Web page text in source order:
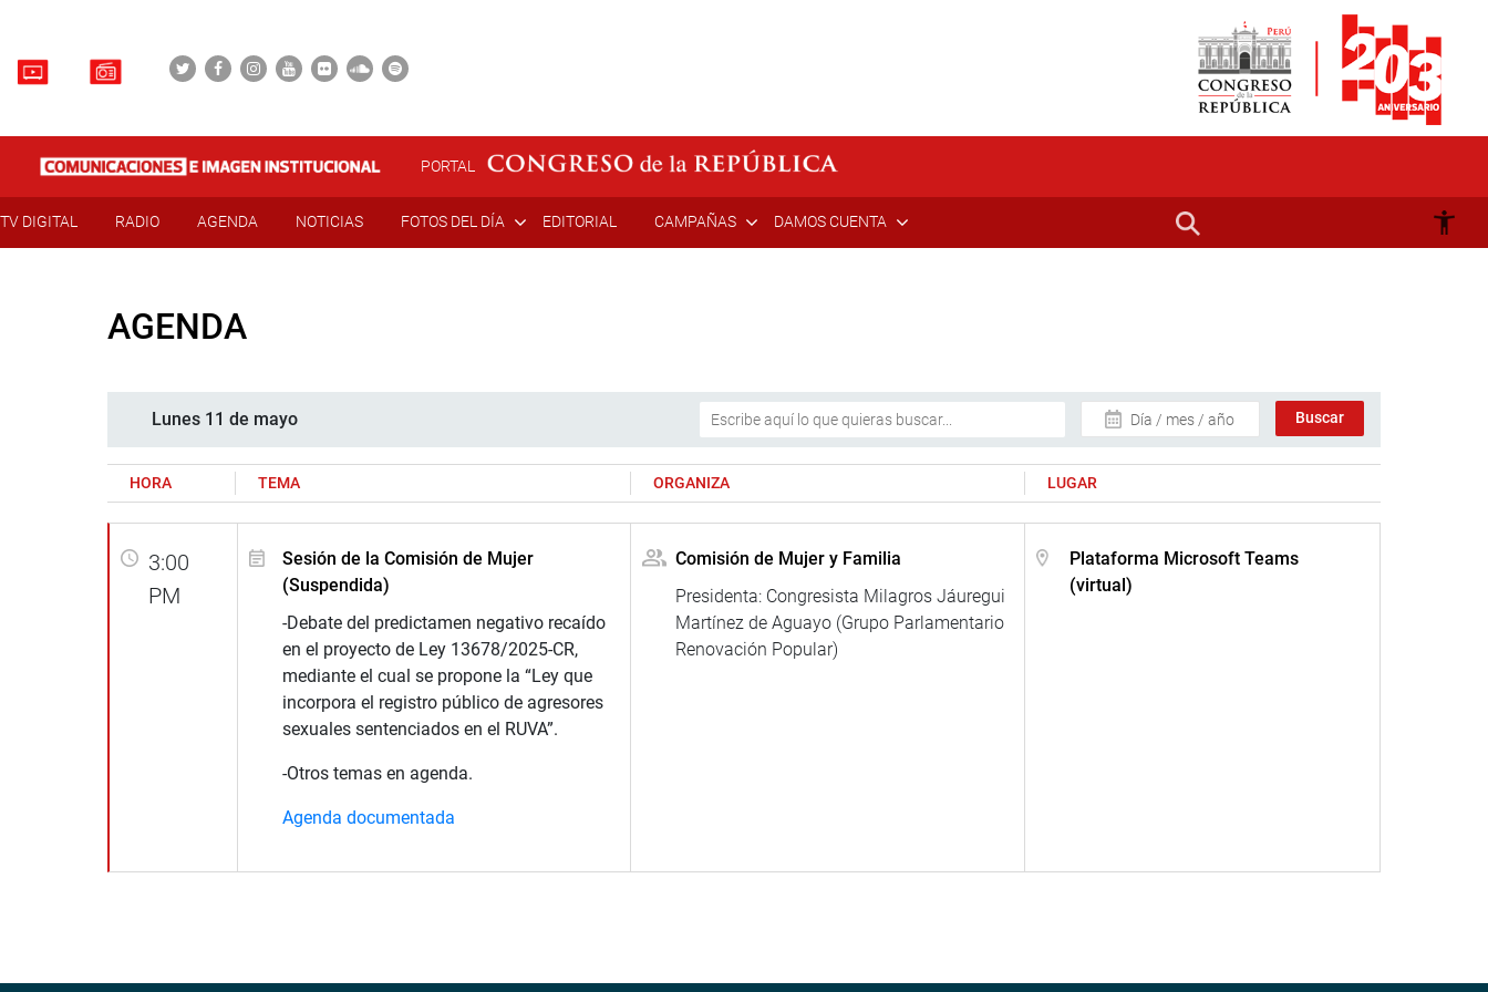
PORTAL
TV DIGITAL RADIO AGENDA NOTICIAS FOTOS DEL DÍA EDITORIAL CAMPAÑAS DAMOS CUENTA
AGENDA
Lunes 11 de mayo Día / mes / año
HORA TEMA ORGANIZA LUGAR
3:00
PM
Sesión de la Comisión de Mujer
(Suspendida)
-Debate del predictamen negativo recaído
en el proyecto de Ley 13678/2025-CR,
mediante el cual se propone la “Ley que
incorpora el registro público de agresores
sexuales sentenciados en el RUVA”.
-Otros temas en agenda.
Agenda documentada
Comisión de Mujer y Familia
Presidenta: Congresista Milagros Jáuregui
Martínez de Aguayo (Grupo Parlamentario
Renovación Popular)
Plataforma Microsoft Teams
(virtual)